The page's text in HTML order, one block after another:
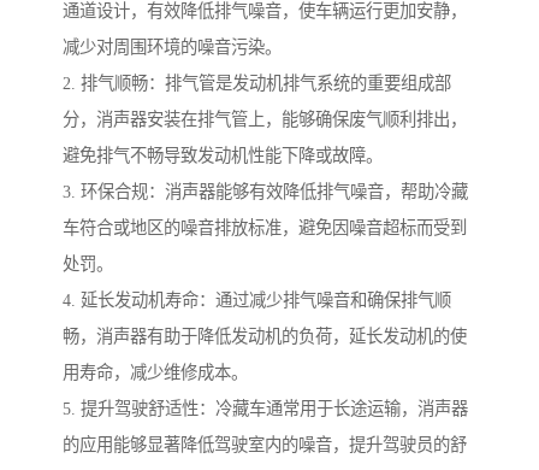
通道设计，有效降低排气噪音，使车辆运行更加安静，
减少对周围环境的噪音污染。
2. 排气顺畅：排气管是发动机排气系统的重要组成部
分，消声器安装在排气管上，能够确保废气顺利排出，
避免排气不畅导致发动机性能下降或故障。
3. 环保合规：消声器能够有效降低排气噪音，帮助冷藏
车符合或地区的噪音排放标准，避免因噪音超标而受到
处罚。
4. 延长发动机寿命：通过减少排气噪音和确保排气顺
畅，消声器有助于降低发动机的负荷，延长发动机的使
用寿命，减少维修成本。
5. 提升驾驶舒适性：冷藏车通常用于长途运输，消声器
的应用能够显著降低驾驶室内的噪音，提升驾驶员的舒